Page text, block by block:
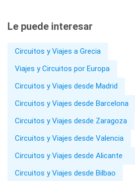
Le puede interesar
Circuitos y Viajes a Grecia
Viajes y Circuitos por Europa
Circuitos y Viajes desde Madrid
Circuitos y Viajes desde Barcelona
Circuitos y Viajes desde Zaragoza
Circuitos y Viajes desde Valencia
Circuitos y Viajes desde Alicante
Circuitos y Viajes desde Bilbao